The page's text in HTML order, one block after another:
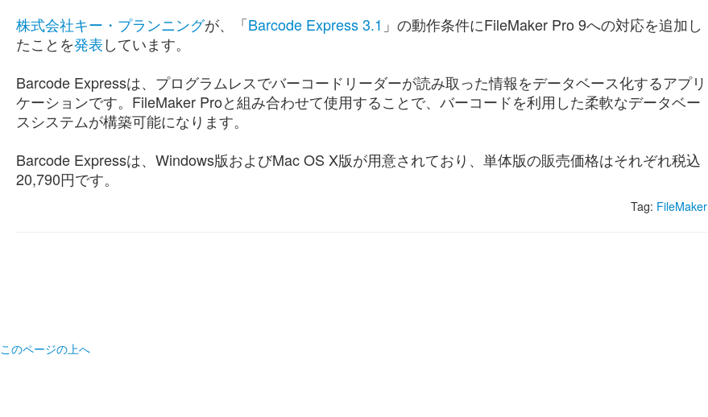
株式会社キー・プランニングが、「Barcode Express 3.1 」の動作条件にFileMaker Pro 9への対応を追加し
たことを発表しています。
Barcode Expressは、プログラムレスでバーコードリーダーが読み取った情報をデータベース化するアプリ
ケーションです。FileMaker Proと組み合わせて使用することで、バーコードを利用した柔軟なデータベー
スシステムが構築可能になります。
Barcode Expressは、Windows版およびMac OS X版が用意されており、単体版の販売価格はそれぞれ税込
20,790円です。
Tag: FileMaker
このページの上へ